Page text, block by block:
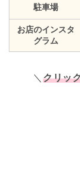
駐車場
お店のインスタ
グラム
＼ クリッ